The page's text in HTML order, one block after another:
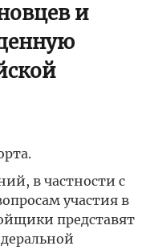
и
в частности с
участия в
представят